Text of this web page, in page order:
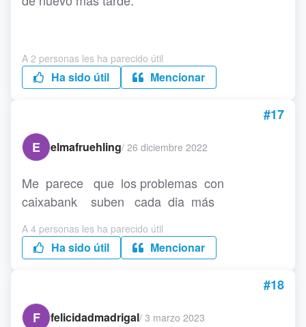
A 2 personas les ha parecido útil
Ha sido útil Mencionar
#17
E
elmafruehling/ 26 diciembre 2022
Me parece que los problemas con
caixabank suben cada dia más
A 4 personas les ha parecido útil
Ha sido útil Mencionar
#18
F
felicidadmadrigal/ 3 marzo 2023